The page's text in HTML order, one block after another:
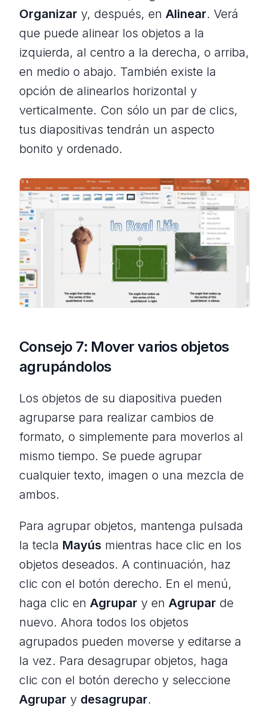
Organizar y, después, en Alinear. Verá
que puede alinear los objetos a la
izquierda, al centro a la derecha, o arriba,
en medio o abajo. También existe la
opción de alinearlos horizontal y
verticalmente. Con sólo un par de clics,
tus diapositivas tendrán un aspecto
bonito y ordenado.
Consejo 7: Mover varios objetos
agrupándolos
Los objetos de su diapositiva pueden
agruparse para realizar cambios de
formato, o simplemente para moverlos al
mismo tiempo. Se puede agrupar
cualquier texto, imagen o una mezcla de
ambos.
Para agrupar objetos, mantenga pulsada
la tecla Mayús mientras hace clic en los
objetos deseados. A continuación, haz
clic con el botón derecho. En el menú,
haga clic en Agrupar y en Agrupar de
nuevo. Ahora todos los objetos
agrupados pueden moverse y editarse a
la vez. Para desagrupar objetos, haga
clic con el botón derecho y seleccione
Agrupar y desagrupar.